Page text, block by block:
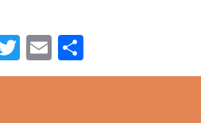
Twitter
Email